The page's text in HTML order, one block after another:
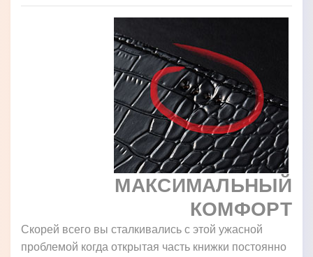
МАКСИМАЛЬНЫЙ
КОМФОРТ
Скорей всего вы сталкивались с этой ужасной
проблемой когда открытая часть книжки постоянно